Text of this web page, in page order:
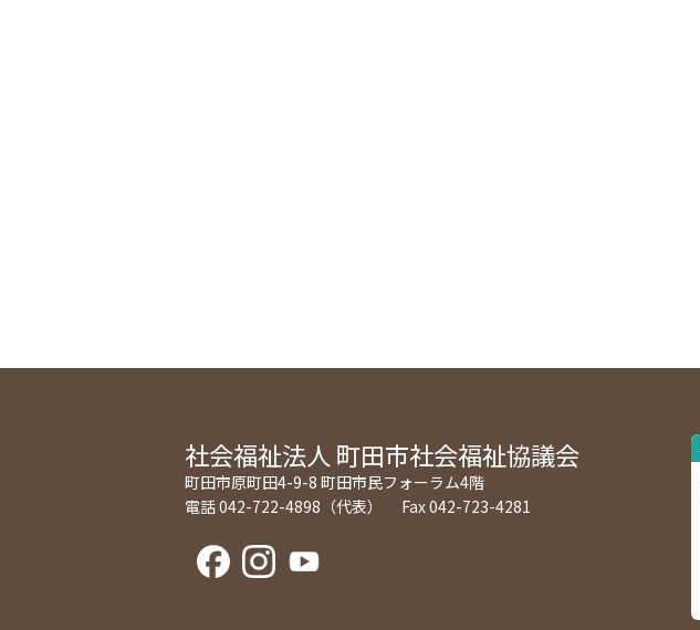
社会福祉法人 町田市社会福祉協議会
町田市原町田4-9-8 町田市民フォーラム4階
電話 042-722-4898（代表） Fax 042-723-4281